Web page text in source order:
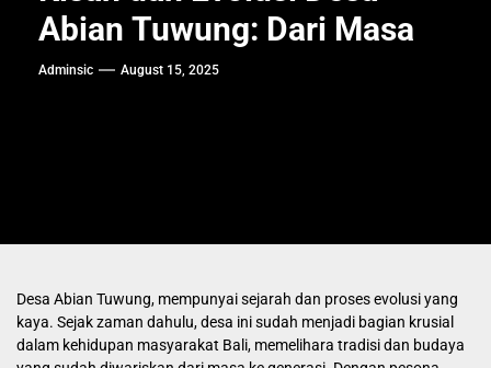
Abian Tuwung: Dari Masa
Adminsic August 15, 2025
Desa Abian Tuwung, mempunyai sejarah dan proses evolusi yang
kaya. Sejak zaman dahulu, desa ini sudah menjadi bagian krusial
dalam kehidupan masyarakat Bali, memelihara tradisi dan budaya